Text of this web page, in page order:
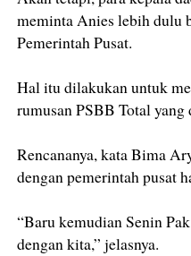
meminta Anies lebih dulu
Pemerintah Pusat.
Hal itu dilakukan untuk
rumusan PSBB Total
Rencananya, kata Bima
dengan pemerintah pusat
“Baru kemudian Senin
dengan kita,” jelasnya.